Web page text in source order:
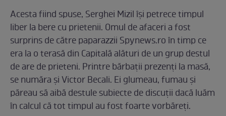
Acesta fiind spuse, Serghei Mizil își petrece timpul
liber la bere cu prietenii. Omul de afaceri a fost
surprins de către paparazzii Spynews.ro în timp ce
era la o terasă din Capitală alături de un grup destul
de are de prieteni. Printre bărbații prezenți la masă,
se număra și Victor Becali. Ei glumeau, fumau și
păreau să aibă destule subiecte de discuții dacă luăm
în calcul că tot timpul au fost foarte vorbăreți.